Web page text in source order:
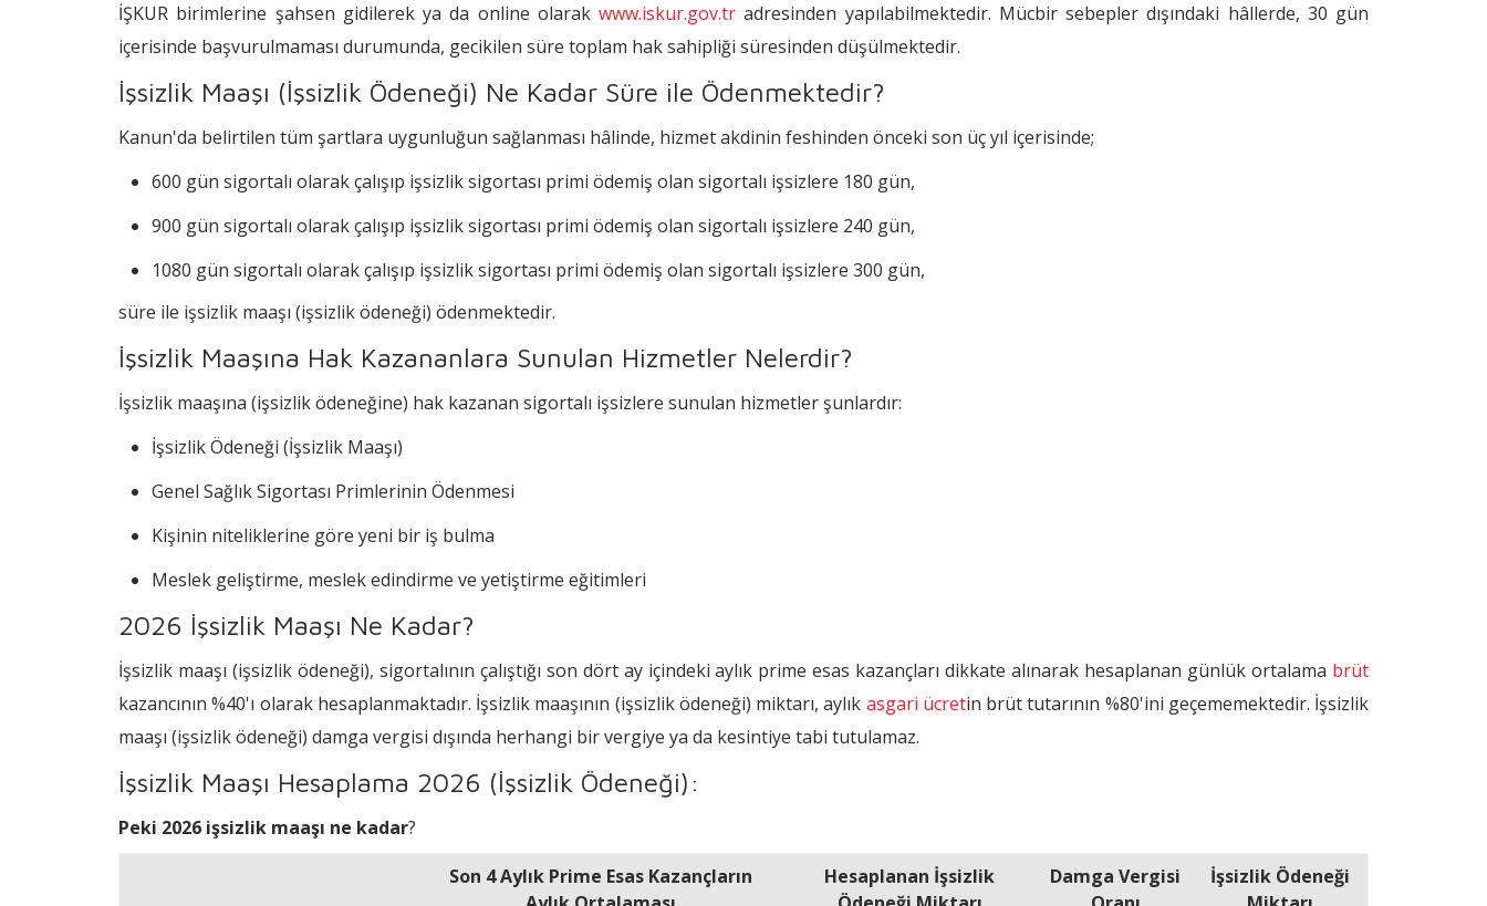
İŞKUR birimlerine şahsen gidilerek ya da online olarak www.iskur.gov.tr adresinden yapılabilmektedir. Mücbir sebepler dışındaki hâllerde, 30 gün
içerisinde başvurulmaması durumunda, gecikilen süre toplam hak sahipliği süresinden düşülmektedir.
İşsizlik Maaşı (İşsizlik Ödeneği) Ne Kadar Süre ile Ödenmektedir?
Kanun'da belirtilen tüm şartlara uygunluğun sağlanması hâlinde, hizmet akdinin feshinden önceki son üç yıl içerisinde;
600 gün sigortalı olarak çalışıp işsizlik sigortası primi ödemiş olan sigortalı işsizlere 180 gün,
900 gün sigortalı olarak çalışıp işsizlik sigortası primi ödemiş olan sigortalı işsizlere 240 gün,
1080 gün sigortalı olarak çalışıp işsizlik sigortası primi ödemiş olan sigortalı işsizlere 300 gün,
süre ile işsizlik maaşı (işsizlik ödeneği) ödenmektedir.
İşsizlik Maaşına Hak Kazananlara Sunulan Hizmetler Nelerdir?
İşsizlik maaşına (işsizlik ödeneğine) hak kazanan sigortalı işsizlere sunulan hizmetler şunlardır:
İşsizlik Ödeneği (İşsizlik Maaşı)
Genel Sağlık Sigortası Primlerinin Ödenmesi
Kişinin niteliklerine göre yeni bir iş bulma
Meslek geliştirme, meslek edindirme ve yetiştirme eğitimleri
2026 İşsizlik Maaşı Ne Kadar?
İşsizlik maaşı (işsizlik ödeneği), sigortalının çalıştığı son dört ay içindeki aylık prime esas kazançları dikkate alınarak hesaplanan günlük ortalama brüt
kazancının %40'ı olarak hesaplanmaktadır. İşsizlik maaşının (işsizlik ödeneği) miktarı, aylık asgari ücretin brüt tutarının %80'ini geçememektedir. İşsizlik
maaşı (işsizlik ödeneği) damga vergisi dışında herhangi bir vergiye ya da kesintiye tabi tutulamaz.
İşsizlik Maaşı Hesaplama 2026 (İşsizlik Ödeneği):
Peki 2026 işsizlik maaşı ne kadar?
Son 4 Aylık Prime Esas Kazançların
Hesaplanan İşsizlik
Damga Vergisi
İşsizlik Ödeneği